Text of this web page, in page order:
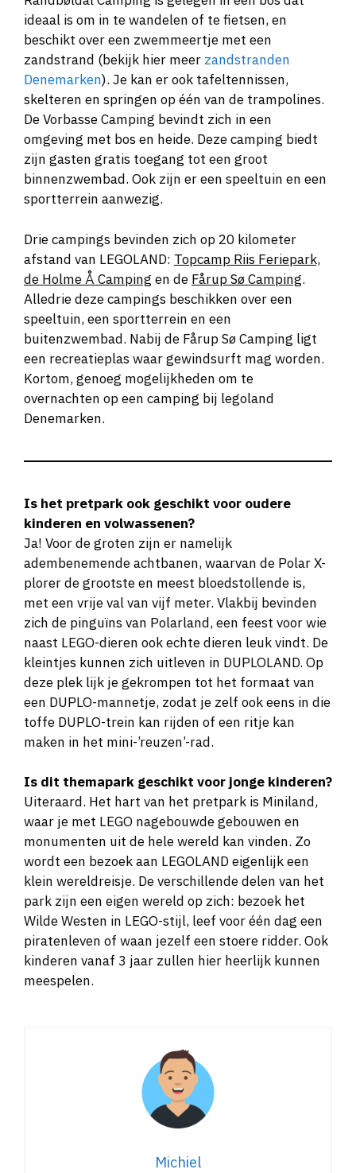
ideaal is om in te wandelen of te fietsen, en
beschikt over een zwemmeertje met een
zandstrand (bekijk hier meer zandstranden
Denemarken). Je kan er ook tafeltennissen,
skelteren en springen op één van de trampolines.
De Vorbasse Camping bevindt zich in een
omgeving met bos en heide. Deze camping biedt
zijn gasten gratis toegang tot een groot
binnenzwembad. Ook zijn er een speeltuin en een
sportterrein aanwezig.
Drie campings bevinden zich op 20 kilometer
afstand van LEGOLAND: Topcamp Riis Feriepark,
de Holme Å Camping en de Fårup Sø Camping.
Alledrie deze campings beschikken over een
speeltuin, een sportterrein en een
buitenzwembad. Nabij de Fårup Sø Camping ligt
een recreatieplas waar gewindsurft mag worden.
Kortom, genoeg mogelijkheden om te
overnachten op een camping bij legoland
Denemarken.
Is het pretpark ook geschikt voor oudere
kinderen en volwassenen?
Ja! Voor de groten zijn er namelijk
adembenemende achtbanen, waarvan de Polar X-
plorer de grootste en meest bloedstollende is,
met een vrije val van vijf meter. Vlakbij bevinden
zich de pinguïns van Polarland, een feest voor wie
naast LEGO-dieren ook echte dieren leuk vindt. De
kleintjes kunnen zich uitleven in DUPLOLAND. Op
deze plek lijk je gekrompen tot het formaat van
een DUPLO-mannetje, zodat je zelf ook eens in die
toffe DUPLO-trein kan rijden of een ritje kan
maken in het mini-’reuzen’-rad.
Is dit themapark geschikt voor jonge kinderen?
Uiteraard. Het hart van het pretpark is Miniland,
waar je met LEGO nagebouwde gebouwen en
monumenten uit de hele wereld kan vinden. Zo
wordt een bezoek aan LEGOLAND eigenlijk een
klein wereldreisje. De verschillende delen van het
park zijn een eigen wereld op zich: bezoek het
Wilde Westen in LEGO-stijl, leef voor één dag een
piratenleven of waan jezelf een stoere ridder. Ook
kinderen vanaf 3 jaar zullen hier heerlijk kunnen
meespelen.
Michiel